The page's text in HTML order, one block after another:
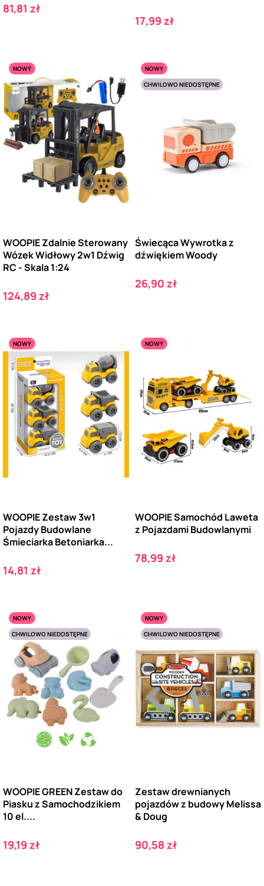
Cena
81,81 zł
Cena
17,99 zł
NOWY
WOOPIE Zdalnie Sterowany
Wózek Widłowy 2w1 Dźwig
RC - Skala 1:24
Cena
124,89 zł
NOWY
CHWILOWO NIEDOSTĘPNE
Świecąca Wywrotka z
dźwiękiem Woody
Cena
26,90 zł
NOWY
WOOPIE Zestaw 3w1
Pojazdy Budowlane
Śmieciarka Betoniarka...
Cena
14,81 zł
NOWY
WOOPIE Samochód Laweta
z Pojazdami Budowlanymi
Cena
78,99 zł
NOWY
CHWILOWO NIEDOSTĘPNE
WOOPIE GREEN Zestaw do
Piasku z Samochodzikiem
10 el....
Cena
19,19 zł
NOWY
CHWILOWO NIEDOSTĘPNE
Zestaw drewnianych
pojazdów z budowy Melissa
& Doug
Cena
90,58 zł